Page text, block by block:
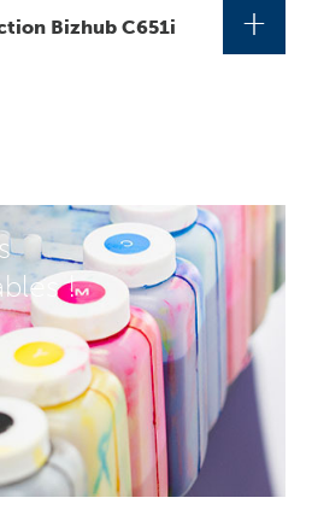
!
Bizhub C651i +